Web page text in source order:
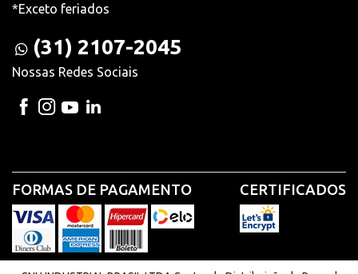
*Exceto feriados
(31) 2107-2045
Nossas Redes Sociais
FORMAS DE PAGAMENTO CERTIFICADOS